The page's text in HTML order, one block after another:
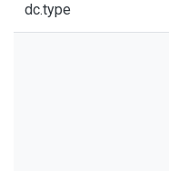
dc.type